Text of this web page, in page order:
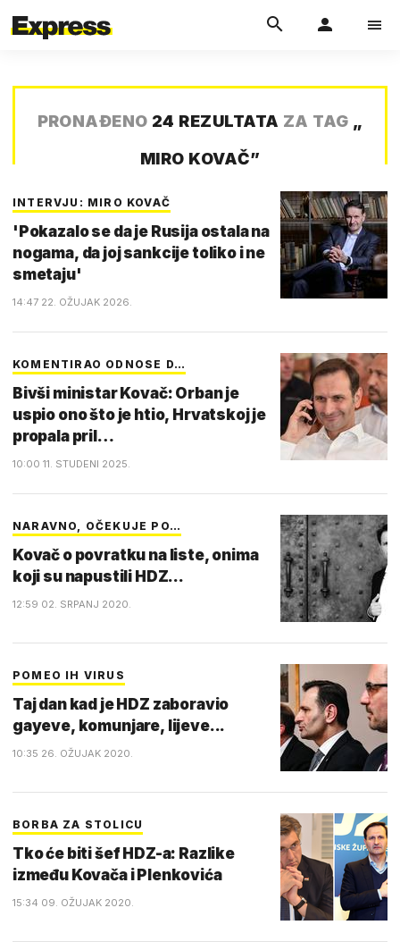
PRONAĐENO 24 REZULTATA ZA TAG „
MIRO KOVAČ”
INTERVJU: MIRO KOVAČ
'Pokazalo se da je Rusija ostala na
nogama, da joj sankcije toliko i ne
smetaju'
14:47 22. OŽUJAK 2026.
KOMENTIRAO ODNOSE D…
Bivši ministar Kovač: Orban je
uspio ono što je htio, Hrvatskoj je
propala pril…
10:00 11. STUDENI 2025.
NARAVNO, OČEKUJE PO…
Kovač o povratku na liste, onima
koji su napustili HDZ...
12:59 02. SRPANJ 2020.
POMEO IH VIRUS
Taj dan kad je HDZ zaboravio
gayeve, komunjare, lijeve...
10:35 26. OŽUJAK 2020.
BORBA ZA STOLICU
Tko će biti šef HDZ-a: Razlike
između Kovača i Plenkovića
15:34 09. OŽUJAK 2020.